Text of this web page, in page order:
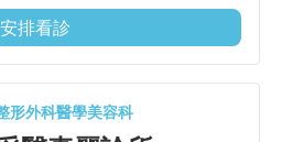
安排看診
形外科醫學美容科